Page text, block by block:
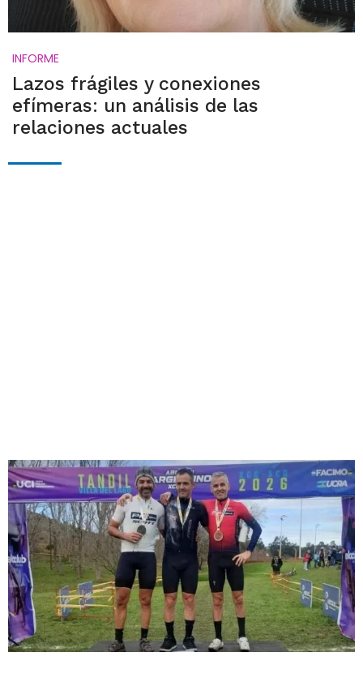
INFORME
Lazos frágiles y conexiones
efímeras: un análisis de las
relaciones actuales